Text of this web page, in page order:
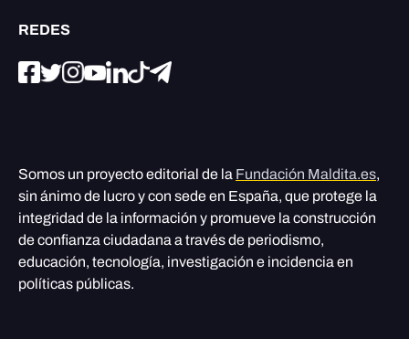
REDES
Somos un proyecto editorial de la Fundación Maldita.es,
sin ánimo de lucro y con sede en España, que protege la
integridad de la información y promueve la construcción
de confianza ciudadana a través de periodismo,
educación, tecnología, investigación e incidencia en
políticas públicas.